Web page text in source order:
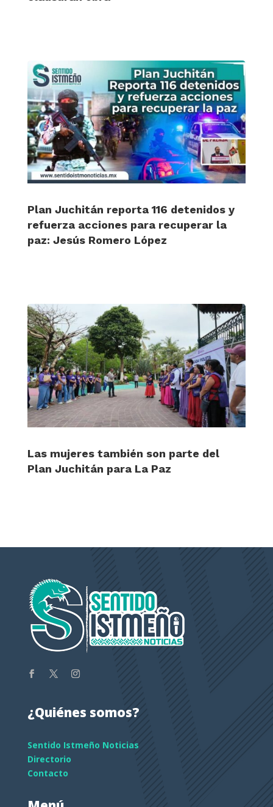
Plan Juchitán reporta 116 detenidos y
refuerza acciones para recuperar la
paz: Jesús Romero López
Las mujeres también son parte del
Plan Juchitán para La Paz
¿Quiénes somos?
Sentido Istmeño Noticias
Directorio
Contacto